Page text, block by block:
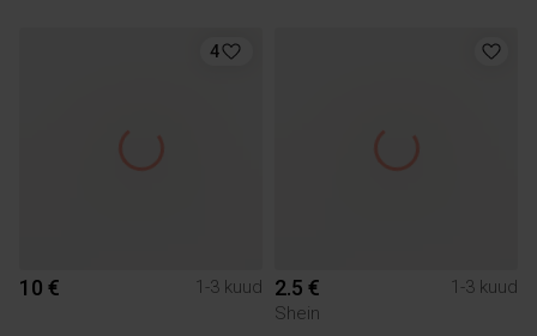
4
10 € 1-3 kuud 2.5 €
1-3 kuud
Shein